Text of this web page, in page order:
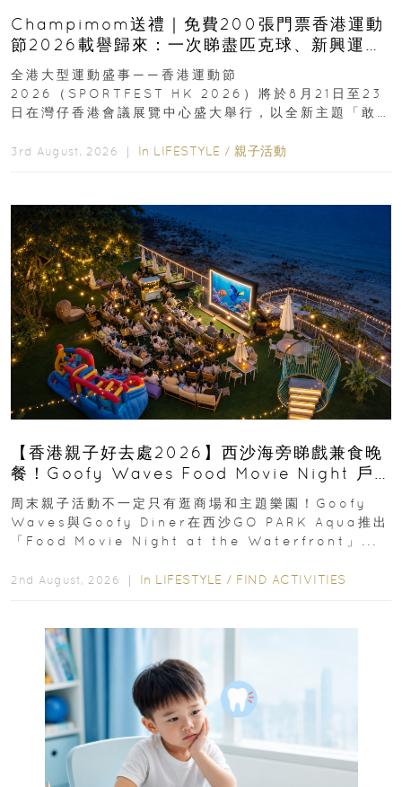
Champimom送禮｜免費200張門票香港運動
節2026載譽歸來：一次睇盡匹克球、新興運
動、街舞比賽＋逾百運動品牌展覽
全港大型運動盛事——香港運動節
2026（SPORTFEST HK 2026）將於8月21日至23
日在灣仔香港會議展覽中心盛大舉行，以全新主題「敢
3rd August, 2026 ｜ In LIFESTYLE / 親子活動
【香港親子好去處2026】西沙海旁睇戲兼食晚
餐！Goofy Waves Food Movie Night 戶
外影院逢週末登場
周末親子活動不一定只有逛商場和主題樂園！Goofy
Waves與Goofy Diner在西沙GO PARK Aqua推出
「Food Movie Night at the Waterfront」...
2nd August, 2026 ｜ In LIFESTYLE / FIND ACTIVITIES